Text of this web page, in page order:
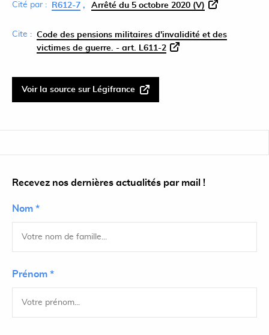
Cité par : R612-7 Arrêté du 5 octobre 2020 (V)
Cite : Code des pensions militaires d'invalidité et des
victimes de guerre. - art. L611-2
Voir la source sur Légifrance
Recevez nos dernières actualités par mail !
Nom *
Prénom *